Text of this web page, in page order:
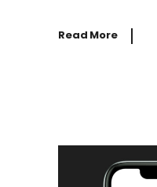
Read More